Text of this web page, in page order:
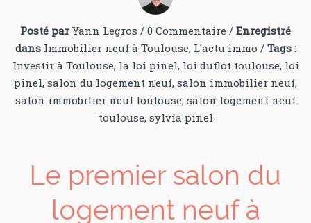
Posté par Yann Legros / 0 Commentaire / Enregistré
dans Immobilier neuf à Toulouse, L'actu immo / Tags :
Investir à Toulouse, la loi pinel, loi duflot toulouse, loi
pinel, salon du logement neuf, salon immobilier neuf,
salon immobilier neuf toulouse, salon logement neuf
toulouse, sylvia pinel
Le premier salon du
logement neuf à